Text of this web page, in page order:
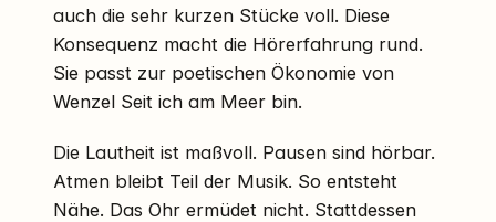
auch die sehr kurzen Stücke voll. Diese
Konsequenz macht die Hörerfahrung rund.
Sie passt zur poetischen Ökonomie von
Wenzel Seit ich am Meer bin.
Die Lautheit ist maßvoll. Pausen sind hörbar.
Atmen bleibt Teil der Musik. So entsteht
Nähe. Das Ohr ermüdet nicht. Stattdessen